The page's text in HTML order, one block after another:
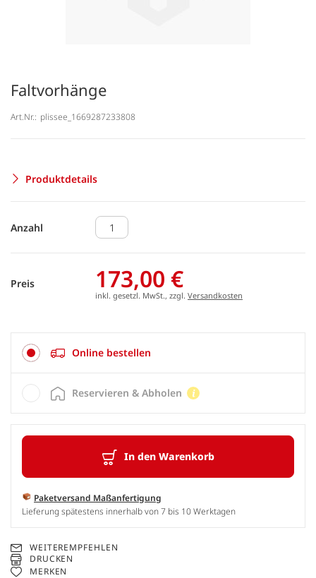
Faltvorhänge
Art.Nr.: plissee_1669287233808
Produktdetails
Anzahl
Preis 173,00 €
inkl. gesetzl. MwSt., zzgl. Versandkosten
Online bestellen
In den Warenkorb
Paketversand Maßanfertigung
Lieferung spätestens innerhalb von 7 bis 10 Werktagen
Reservieren & Abholen
WEITEREMPFEHLEN
DRUCKEN
MERKEN